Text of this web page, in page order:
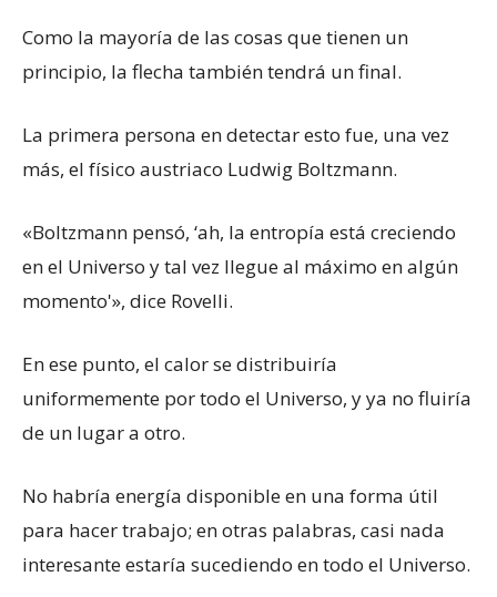
Como la mayoría de las cosas que tienen un
principio, la flecha también tendrá un final.
La primera persona en detectar esto fue, una vez
más, el físico austriaco Ludwig Boltzmann.
«Boltzmann pensó, ‘ah, la entropía está creciendo
en el Universo y tal vez llegue al máximo en algún
momento'», dice Rovelli.
En ese punto, el calor se distribuiría
uniformemente por todo el Universo, y ya no fluiría
de un lugar a otro.
No habría energía disponible en una forma útil
para hacer trabajo; en otras palabras, casi nada
interesante estaría sucediendo en todo el Universo.